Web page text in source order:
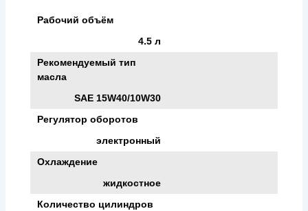
Рабочий объём
4.5 л
Рекомендуемый тип
масла
SAE 15W40/10W30
Регулятор оборотов
электронный
Охлаждение
жидкостное
Количество цилиндров